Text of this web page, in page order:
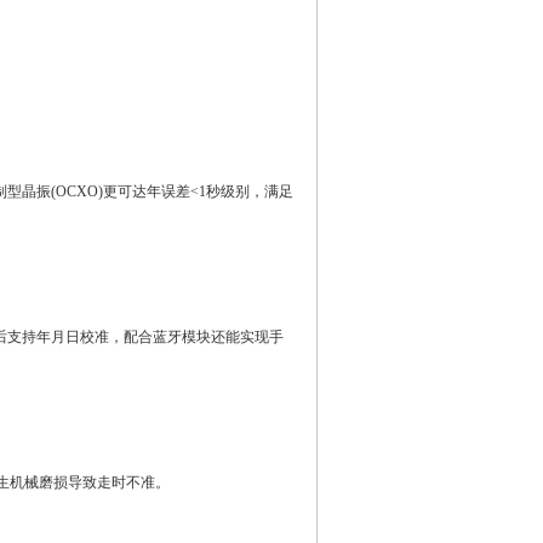
晶振(OCXO)更可达年误差<1秒级别，满足
持年月日校准，配合蓝牙模块还能实现手
械磨损导致走时不准。